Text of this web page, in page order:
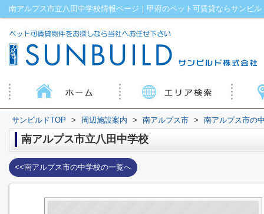
南アルプス市立八田中学校情報ページ｜甲府のペット可賃貸ならサンビル
サンビルドTOP > 周辺施設案内 > 南アルプス市 > 南アルプス市の
南アルプス市立八田中学校
<<南アルプス市の中学校の一覧へ